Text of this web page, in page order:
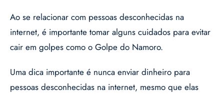
Ao se relacionar com pessoas desconhecidas na
internet, é importante tomar alguns cuidados para evitar
cair em golpes como o Golpe do Namoro.
Uma dica importante é nunca enviar dinheiro para
pessoas desconhecidas na internet, mesmo que elas